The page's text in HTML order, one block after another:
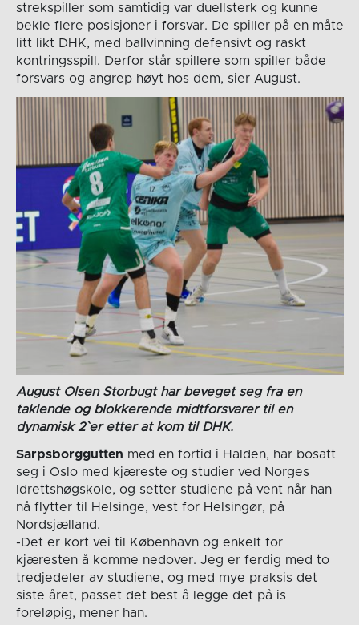
strekspiller som samtidig var duellsterk og kunne
bekle flere posisjoner i forsvar. De spiller på en måte
litt likt DHK, med ballvinning defensivt og raskt
kontringsspill. Derfor står spillere som spiller både
forsvars og angrep høyt hos dem, sier August.
August Olsen Storbugt har beveget seg fra en
taklende og blokkerende midtforsvarer til en
dynamisk 2`er etter at kom til DHK.
Sarpsborggutten med en fortid i Halden, har bosatt
seg i Oslo med kjæreste og studier ved Norges
Idrettshøgskole, og setter studiene på vent når han
nå flytter til Helsinge, vest for Helsingør, på
Nordsjælland.
-Det er kort vei til København og enkelt for
kjæresten å komme nedover. Jeg er ferdig med to
tredjedeler av studiene, og med mye praksis det
siste året, passet det best å legge det på is
foreløpig, mener han.